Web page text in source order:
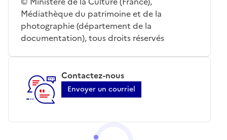
Médiathèque du patrimoine et de la
photographie (département de la
documentation), tous droits réservés
Contactez-nous
Envoyer un courriel